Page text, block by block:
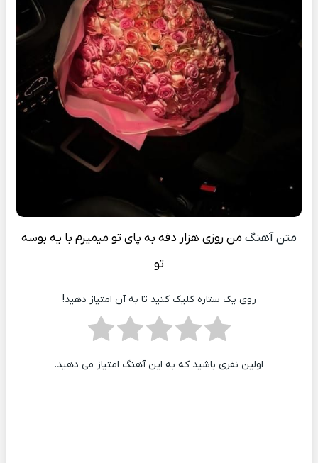
متن آهنگ من روزی هزار دفه به پای تو میمیرم با یه بوسه
تو
روی یک ستاره کلیک کنید تا به آن امتیاز دهید!
اولین نفری باشید که به این آهنگ امتیاز می دهید.